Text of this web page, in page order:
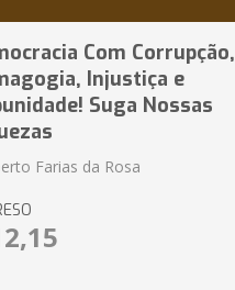
Com Corrupção,
Injustiça e
Suga Nossas
Farias da Rosa